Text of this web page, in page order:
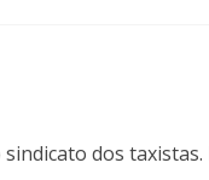
dos taxistas.